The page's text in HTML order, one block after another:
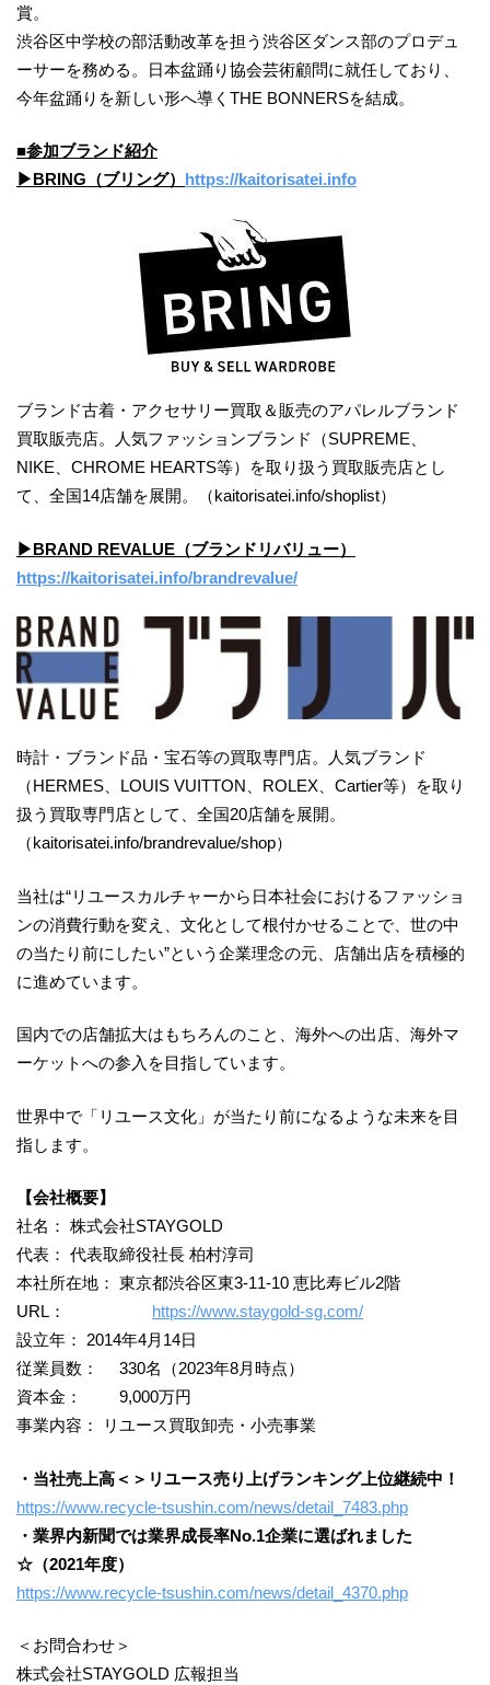
賞。
渋谷区中学校の部活動改革を担う渋谷区ダンス部のプロデュ
ーサーを務める。日本盆踊り協会芸術顧問に就任しており、
今年盆踊りを新しい形へ導くTHE BONNERSを結成。
■参加ブランド紹介
▶︎BRING（ブリング） https://kaitorisatei.info
ブランド古着・アクセサリー買取＆販売のアパレルブランド
買取販売店。人気ファッションブランド（SUPREME、
NIKE、CHROME HEARTS等）を取り扱う買取販売店とし
て、全国14店舗を展開。（kaitorisatei.info/shoplist）
▶︎BRAND REVALUE（ブランドリバリュー）
https://kaitorisatei.info/brandrevalue/
時計・ブランド品・宝石等の買取専門店。人気ブランド
（HERMES、LOUIS VUITTON、ROLEX、Cartier等）を取り
扱う買取専門店として、全国20店舗を展開。
（kaitorisatei.info/brandrevalue/shop）
当社は“リユースカルチャーから日本社会におけるファッショ
ンの消費行動を変え、文化として根付かせることで、世の中
の当たり前にしたい”という企業理念の元、店舗出店を積極的
に進めています。
国内での店舗拡大はもちろんのこと、海外への出店、海外マ
ーケットへの参入を目指しています。
世界中で「リユース文化」が当たり前になるような未来を目
指します。
【会社概要】
社名： 株式会社STAYGOLD
代表： 代表取締役社長 柏村淳司
本社所在地： 東京都渋谷区東3-11-10 恵比寿ビル2階
URL： https://www.staygold-sg.com/
設立年： 2014年4月14日
従業員数： 330名（2023年8月時点）
資本金： 9,000万円
事業内容： リユース買取卸売・小売事業
・当社売上高＜＞リユース売り上げランキング上位継続中！
https://www.recycle-tsushin.com/news/detail_7483.php
・業界内新聞では業界成長率No.1企業に選ばれました
☆（2021年度）
https://www.recycle-tsushin.com/news/detail_4370.php
＜お問合わせ＞
株式会社STAYGOLD 広報担当